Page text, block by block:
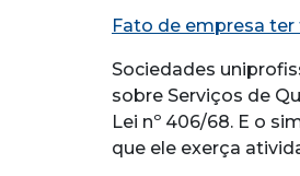
Fato de empresa
Sociedades
sobre Serviços de
Lei nº 406/68. E o
que ele exerça